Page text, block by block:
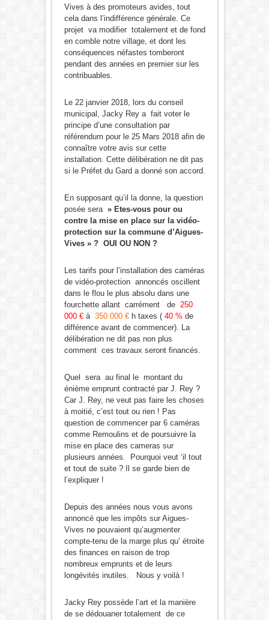
Vives à des promoteurs avides, tout
cela dans l’indifférence générale. Ce
projet va modifier totalement et de fond
en comble notre village, et dont les
conséquences néfastes tomberont
pendant des années en premier sur les
contribuables.
Le 22 janvier 2018, lors du conseil
municipal, Jacky Rey a fait voter le
principe d’une consultation par
référendum pour le 25 Mars 2018 afin de
connaître votre avis sur cette
installation. Cette délibération ne dit pas
si le Préfet du Gard a donné son accord.
En supposant qu’il la donne, la question
posée sera» Etes-vous pour ou
contre la mise en place sur la vidéo-
protection sur la commune d’Aigues-
Vives » ? OUI OU NON ?
Les tarifs pour l’installation des caméras
de vidéo-protection annoncés oscillent
dans le flou le plus absolu dans une
fourchette allant carrément de 250
000 €à 350 000 €h taxes ( 40 % de
différence avant de commencer). La
délibération ne dit pas non plus
comment ces travaux seront financés.
Quel sera au final le montant du
énième emprunt contracté par J. Rey ?
Car J. Rey, ne veut pas faire les choses
à moitié, c’est tout ou rien ! Pas
question de commencer par 6 caméras
comme Remoulins et de poursuivre la
mise en place des cameras sur
plusieurs années. Pourquoi veut ‘il tout
et tout de suite ? Il se garde bien de
l’expliquer !
Depuis des années nous vous avons
annoncé que les impôts sur Aigues-
Vives ne pouvaient qu’augmenter
compte-tenu de la marge plus qu’ étroite
des finances en raison de trop
nombreux emprunts et de leurs
longévités inutiles. Nous y voilà !
Jacky Rey possède l’art et la manière
de se dédouaner totalement de ce